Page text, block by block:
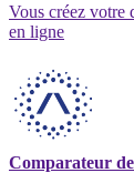
Vous créez votre
en ligne
Comparateur